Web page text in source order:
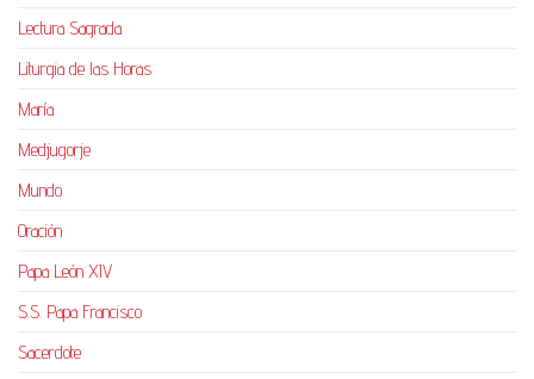
Lectura Sagrada
Liturgia de las Horas
María
Medjugorje
Mundo
Oración
Papa León XIV
S.S. Papa Francisco
Sacerdote